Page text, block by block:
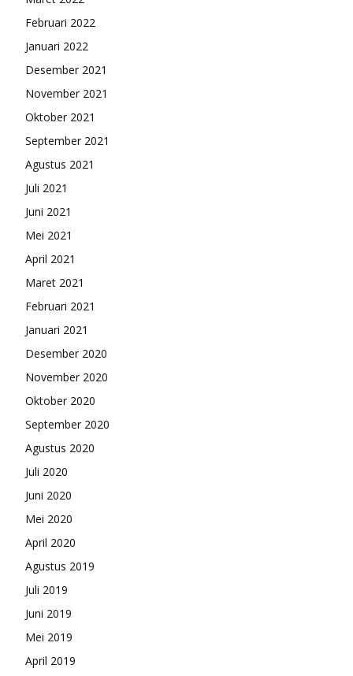
Februari 2022
Januari 2022
Desember 2021
November 2021
Oktober 2021
September 2021
Agustus 2021
Juli 2021
Juni 2021
Mei 2021
April 2021
Maret 2021
Februari 2021
Januari 2021
Desember 2020
November 2020
Oktober 2020
September 2020
Agustus 2020
Juli 2020
Juni 2020
Mei 2020
April 2020
Agustus 2019
Juli 2019
Juni 2019
Mei 2019
April 2019